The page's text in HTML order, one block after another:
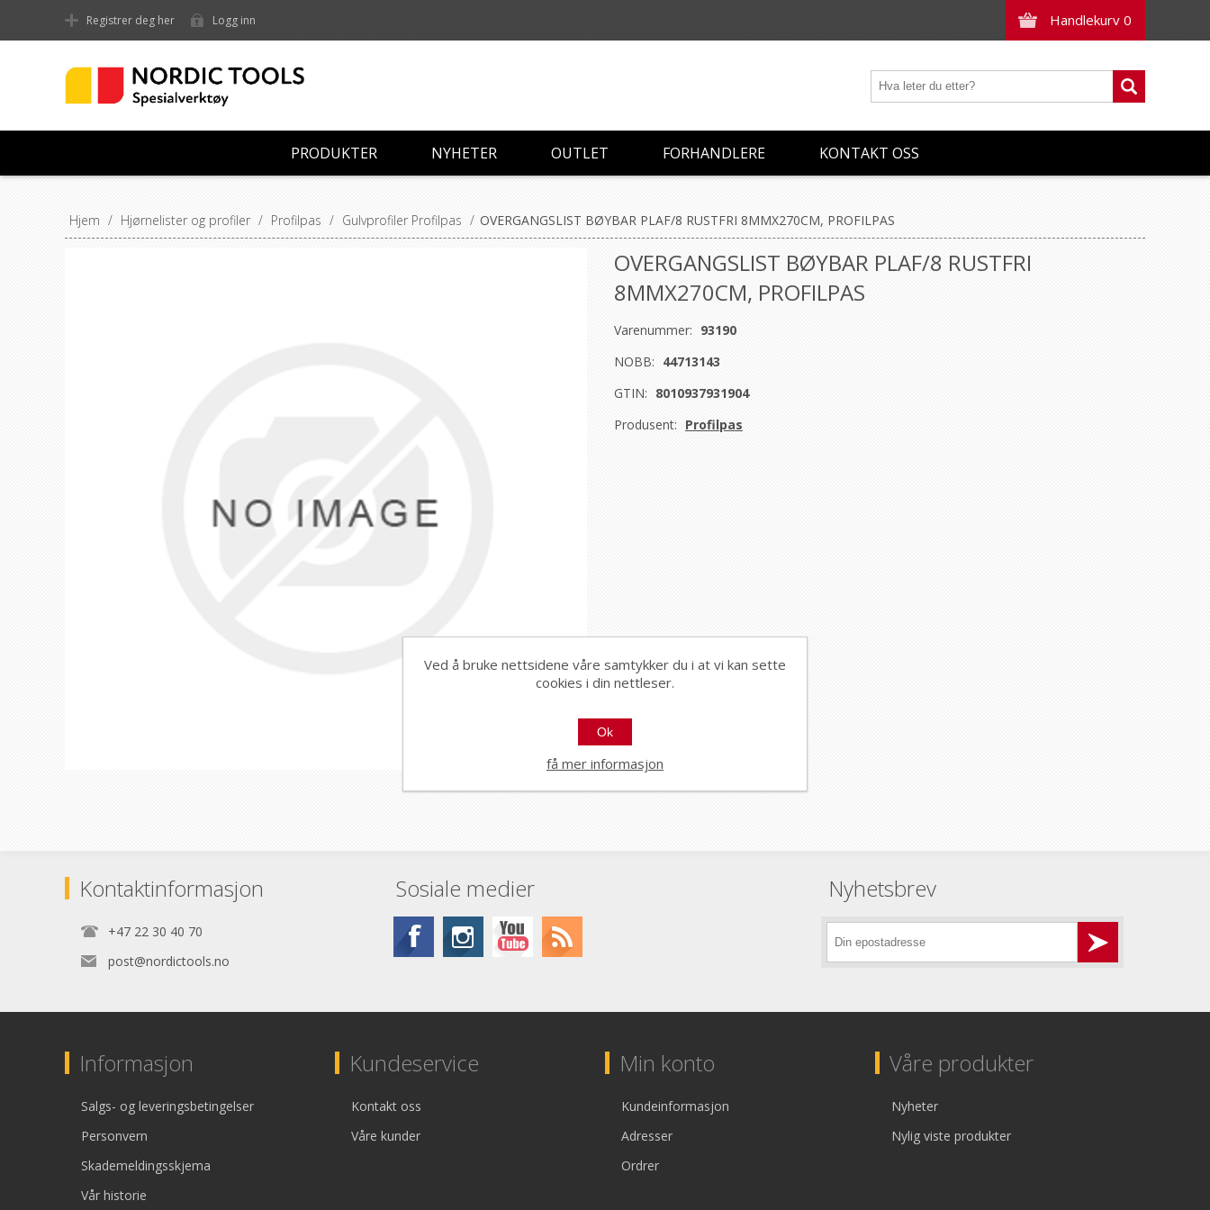
Handlekurv 0
Registrer deg her Logg inn
PRODUKTER NYHETER OUTLET FORHANDLERE KONTAKT OSS
Hjem / Hjørnelister og profiler / Profilpas / Gulvprofiler Profilpas / OVERGANGSLIST BØYBAR PLAF/8 RUSTFRI 8MMX270CM, PROFILPAS
OVERGANGSLIST BØYBAR PLAF/8 RUSTFRI
8MMX270CM, PROFILPAS
Varenummer: 93190
NOBB: 44713143
GTIN: 8010937931904
Produsent: Profilpas
Kontaktinformasjon
+47 22 30 40 70
post@nordictools.no
Sosiale medier Nyhetsbrev
Informasjon
Salgs- og leveringsbetingelser
Personvern
Skademeldingsskjema
Vår historie
Kundeservice
Kontakt oss
Våre kunder
Min konto
Kundeinformasjon
Adresser
Ordrer
Våre produkter
Nyheter
Nylig viste produkter
Ved å bruke nettsidene våre samtykker du i at vi kan sette
cookies i din nettleser.
Ok
få mer informasjon